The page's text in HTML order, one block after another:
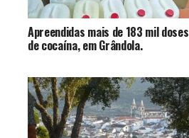
Apreendidas mais de 183 mil doses
de cocaína, em Grândola.